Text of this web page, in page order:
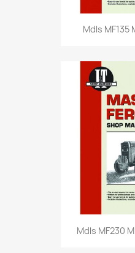
Mdls MF135
Mdls MF230